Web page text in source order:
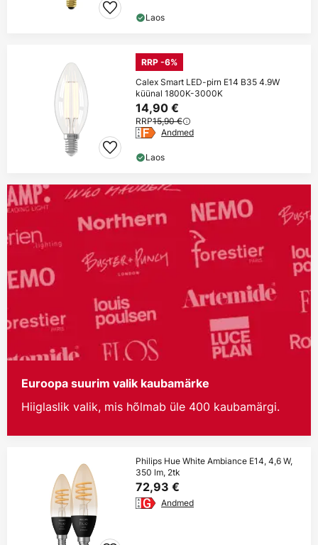
Laos
RRP -6%
Calex Smart LED-pirn E14 B35 4.9W
küünal 1800K-3000K
14,90 €
RRP15,90 €
Andmed
Laos
Euroopa suurim valik kaubamärke
Hiiglaslik valik, mis hõlmab üle 400 kaubamärgi.
Philips Hue White Ambiance E14, 4,6 W,
350 lm, 2tk
72,93 €
Andmed